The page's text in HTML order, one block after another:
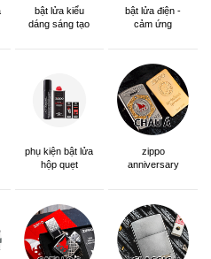
bật lửa kiểu
dáng sáng tạo
bật lửa điện -
cảm ứng
phụ kiện bật lửa
hộp quẹt
zippo
anniversary